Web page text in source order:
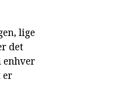
lige
det
enhver
er